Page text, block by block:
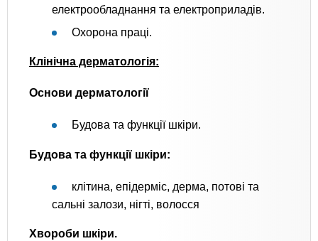
електрообладнання та електроприладів.
Охорона праці.
Клінічна дерматологія:
Основи дерматології
Будова та функції шкіри.
Будова та функції шкіри:
клітина, епідерміс, дерма, потові та
сальні залози, нігті, волосся
Хвороби шкіри.